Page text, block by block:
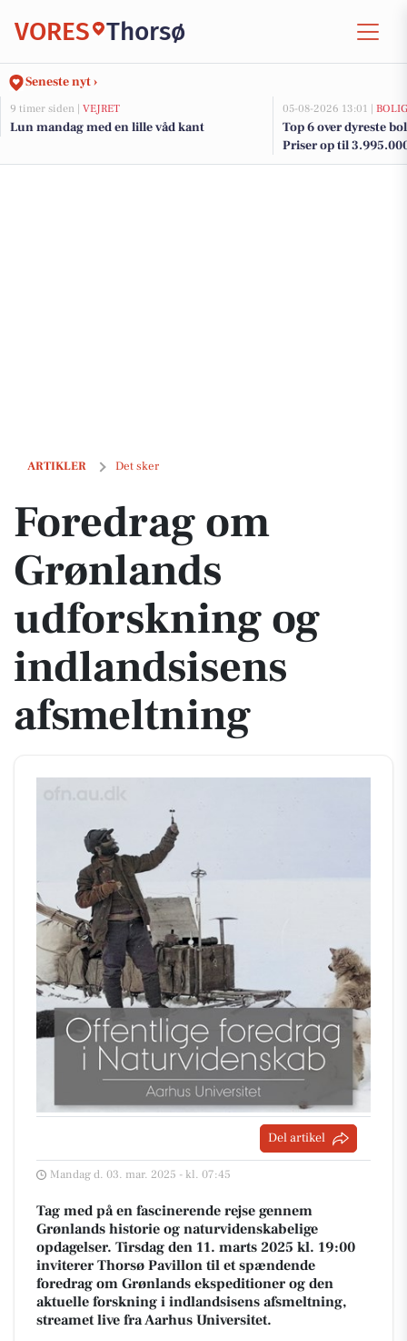
VORES Thorsø
Seneste nyt ›
9 timer siden | VEJRET
Lun mandag med en lille våd kant
05-08-2026 13:01 |
Top 6 over dyreste
Priser op til
ARTIKLER Det sker
Foredrag om Grønlands udforskning og indlandsisens afsmeltning
Foredrag om
Grønlands
udforskning og
indlandsisens
afsmeltning
Del artikel
Mandag d. 03. mar. 2025 - kl. 07:45
Tag med på en fascinerende rejse gennem
Grønlands historie og naturvidenskabelige
opdagelser. Tirsdag den 11. marts 2025 kl. 19:00
inviterer Thorsø Pavillon til et spændende
foredrag om Grønlands ekspeditioner og den
aktuelle forskning i indlandsisens afsmeltning,
streamet live fra Aarhus Universitet.